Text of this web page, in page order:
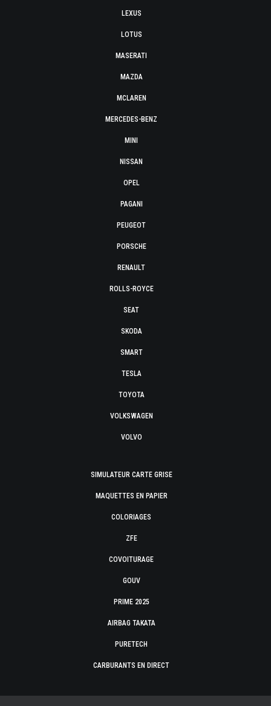
LEXUS
LOTUS
MASERATI
MAZDA
MCLAREN
MERCEDES-BENZ
MINI
NISSAN
OPEL
PAGANI
PEUGEOT
PORSCHE
RENAULT
ROLLS-ROYCE
SEAT
SKODA
SMART
TESLA
TOYOTA
VOLKSWAGEN
VOLVO
SIMULATEUR CARTE GRISE
MAQUETTES EN PAPIER
COLORIAGES
ZFE
COVOITURAGE
GOUV
PRIME 2025
AIRBAG TAKATA
PURETECH
CARBURANTS EN DIRECT